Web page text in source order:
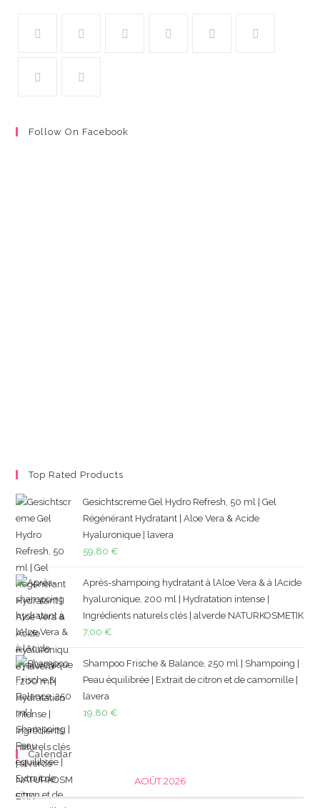
Follow On Facebook
Top Rated Products
Gesichtscreme Gel Hydro Refresh, 50 ml | Gel
Régénérant Hydratant | Aloe Vera & Acide
Hyaluronique | lavera
59,80 €
Après-shampoing hydratant à lAloe Vera & à lAcide
hyaluronique, 200 ml | Hydratation intense |
Ingrédients naturels clés | alverde NATURKOSMETIK
7,00 €
Shampoo Frische & Balance, 250 ml | Shampoing |
Peau équilibrée | Extrait de citron et de camomille |
lavera
19,80 €
Calendar
AOÛT 2026